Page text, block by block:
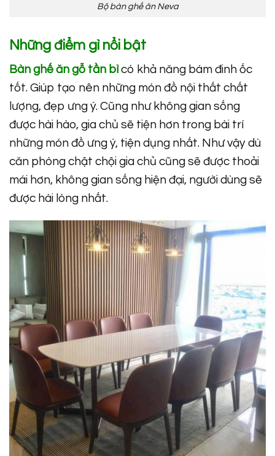
Bộ bàn ghế ăn Neva
Những điểm gì nổi bật
Bàn ghế ăn gỗ tần bì có khả năng bám đinh ốc
tốt. Giúp tạo nên những món đồ nội thất chất
lượng, đẹp ưng ý. Cũng như không gian sống
được hài hào, gia chủ sẽ tiện hơn trong bài trí
những món đồ ưng ý, tiện dụng nhất. Như vậy dù
căn phòng chật chội gia chủ cũng sẽ được thoải
mái hơn, không gian sống hiện đại, người dùng sẽ
được hài lòng nhất.